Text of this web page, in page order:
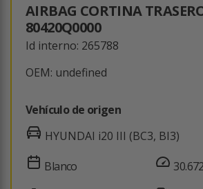
AIRBAG CORTINA
80420Q0000
Id interno: 265788
OEM: undefined
Vehículo de origen
HYUNDAI i20 III (BC3, BI3)
Blanco
30.672